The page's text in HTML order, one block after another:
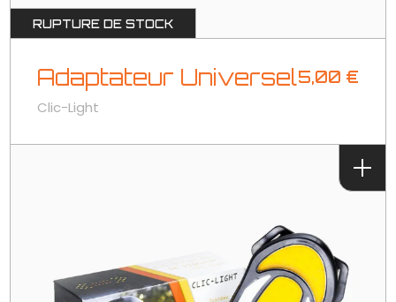
RUPTURE DE STOCK
Adaptateur Universel5,00 €
Clic-Light